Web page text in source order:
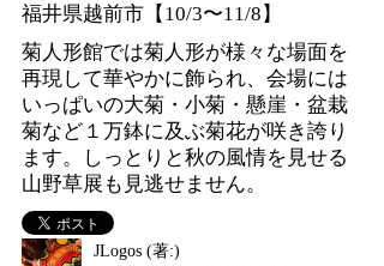
福井県越前市【10/3〜11/8】
菊人形館では菊人形が様々な場面を
再現して華やかに飾られ、会場には
いっぱいの大菊・小菊・懸崖・盆栽
菊など１万鉢に及ぶ菊花が咲き誇り
ます。しっとりと秋の風情を見せる
山野草展も見逃せません。
JLogos (著:)